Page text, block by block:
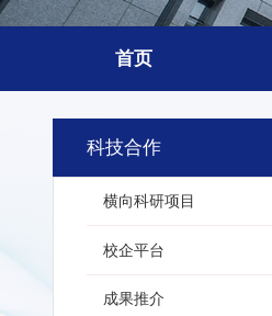
首页
科技合作
横向科研项目
校企平台
成果推介